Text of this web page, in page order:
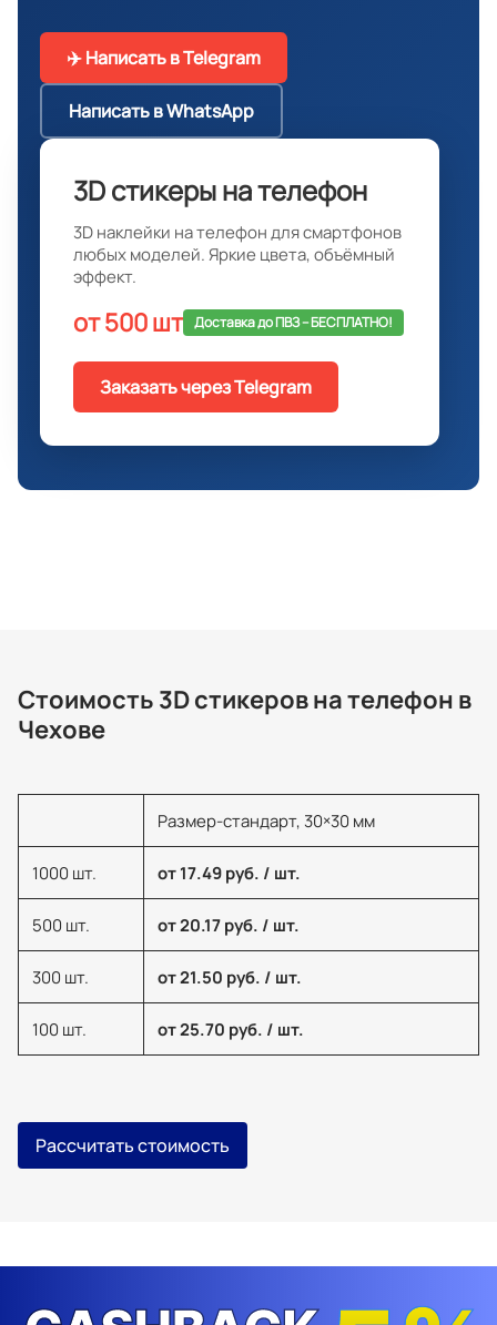
✈️ Написать в Telegram
Написать в WhatsApp
3D стикеры на телефон
3D наклейки на телефон для смартфонов
любых моделей. Яркие цвета, объёмный
эффект.
от 500 шт Доставка до ПВЗ -- БЕСПЛАТНО!
Заказать через Telegram
Стоимость 3D стикеров на телефон в
Чехове
Размер-стандарт, 30×30 мм
1000 шт. от 17.49 руб. / шт.
500 шт. от 20.17 руб. / шт.
300 шт. от 21.50 руб. / шт.
100 шт. от 25.70 руб. / шт.
Рассчитать стоимость